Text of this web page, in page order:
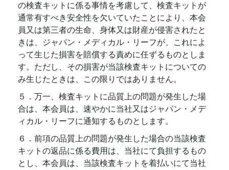
の検査キットに係る事情を考慮して、検査キットが
通常有すべき安全性を欠いていたことにより、本会
員又は第三者の生命、身体又は財産が侵害されたと
きは、ジャパン・メディカル・リーフが、これによ
って生じた損害を賠償する責めに任ずるものとしま
す。ただし、その損害が当該検査キットについての
み生じたときは、この限りではありません。
５．万一、検査キットに品質上の問題が発生した場
合は、本会員は、速やかに当社又はジャパン・メデ
ィカル・リーフに通知するものとします。
６．前項の品質上の問題が発生した場合の当該検査
キットの返品に係る費用は、当社にて負担するもの
とし、本会員は、当該検査キットを着払いにて当社